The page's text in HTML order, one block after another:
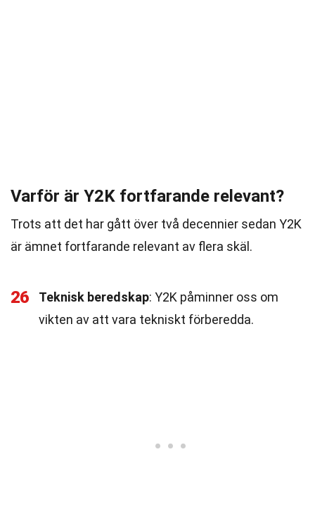
Varför är Y2K fortfarande relevant?
Trots att det har gått över två decennier sedan Y2K
är ämnet fortfarande relevant av flera skäl.
26 Teknisk beredskap: Y2K påminner oss om
vikten av att vara tekniskt förberedda.